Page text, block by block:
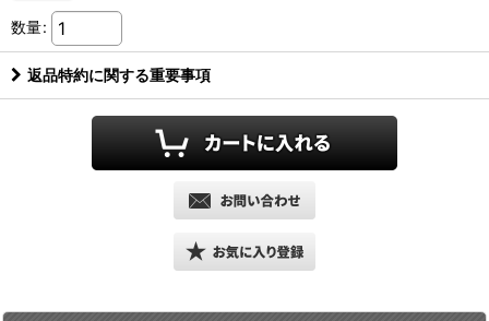
数量:
返品特約に関する重要事項